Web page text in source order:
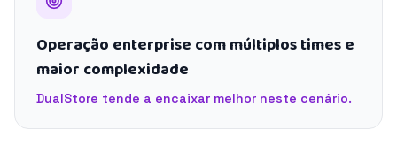
Operação enterprise com múltiplos times e
maior complexidade
DualStore tende a encaixar melhor neste cenário.